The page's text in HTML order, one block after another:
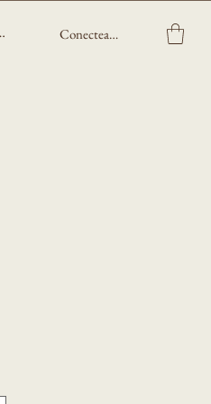
Conectează-te